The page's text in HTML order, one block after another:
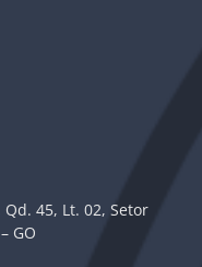
45, Lt. 02, Setor
GO